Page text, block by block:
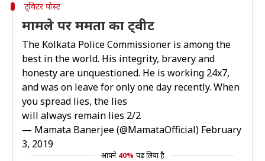
ट्विटर पोस्ट
मामले पर ममता का ट्वीट
The Kolkata Police Commissioner is among the
best in the world. His integrity, bravery and
honesty are unquestioned. He is working 24x7,
and was on leave for only one day recently. When
you spread lies, the lies
will always remain lies 2/2
— Mamata Banerjee (@MamataOfficial) February
3, 2019
आपने 40% पढ़ लिया है